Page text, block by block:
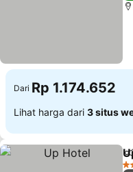
Dari Rp 1.174.652
Lihat harga dari 3 situs
3